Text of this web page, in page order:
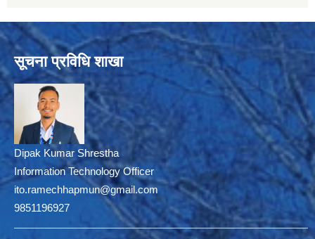
सूचना प्रविधि शाखा
Dipak Kumar Shrestha
Information Technology Officer
ito.ramechhapmun@gmail.com
9851196927